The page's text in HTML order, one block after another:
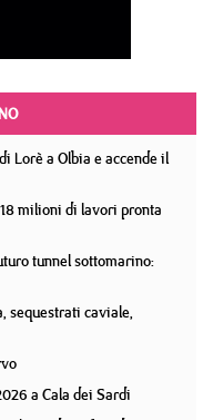
Lorè a Olbia e accende il
milioni di lavori pronta
tunnel sottomarino:
sequestrati caviale,
a Cala dei Sardi